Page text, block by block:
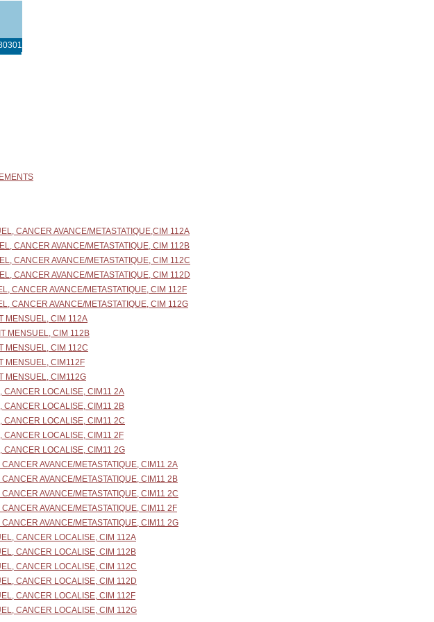
CANCER AVANCE/METASTATIQUE,CIM 112A
CANCER AVANCE/METASTATIQUE, CIM 112B
CANCER AVANCE/METASTATIQUE, CIM 112C
CANCER AVANCE/METASTATIQUE, CIM 112D
CANCER AVANCE/METASTATIQUE, CIM 112F
CANCER AVANCE/METASTATIQUE, CIM 112G
MENSUEL, CIM 112A
MENSUEL, CIM 112B
MENSUEL, CIM 112C
MENSUEL, CIM112F
MENSUEL, CIM112G
CANCER LOCALISE, CIM11 2A
CANCER LOCALISE, CIM11 2B
LOCALISE, CIM11 2C
CANCER LOCALISE, CIM11 2F
CANCER LOCALISE, CIM11 2G
AVANCE/METASTATIQUE, CIM11 2A
AVANCE/METASTATIQUE, CIM11 2B
AVANCE/METASTATIQUE, CIM11 2C
AVANCE/METASTATIQUE, CIM11 2F
AVANCE/METASTATIQUE, CIM11 2G
CANCER LOCALISE, CIM 112A
CANCER LOCALISE, CIM 112B
CANCER LOCALISE, CIM 112C
CANCER LOCALISE, CIM 112D
CANCER LOCALISE, CIM 112F
CANCER LOCALISE, CIM 112G